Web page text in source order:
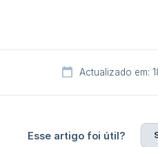
Actualizado em:
Esse artigo foi útil?